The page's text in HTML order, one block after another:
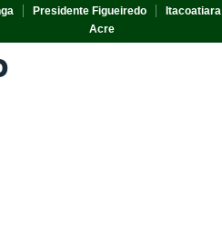
Presidente Figueiredo Itacoatiara
Acre